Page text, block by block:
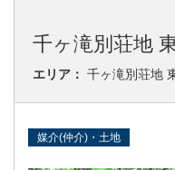
千ヶ滝別荘地
エリア： 千ヶ滝別荘地
媒介(仲介)・土地